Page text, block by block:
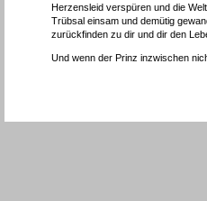
Herzensleid verspüren und die
Trübsal einsam und demütig
zurückfinden zu dir und dir den
Und wenn der Prinz inzwischen